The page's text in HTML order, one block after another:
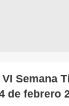
Semana
de febrero